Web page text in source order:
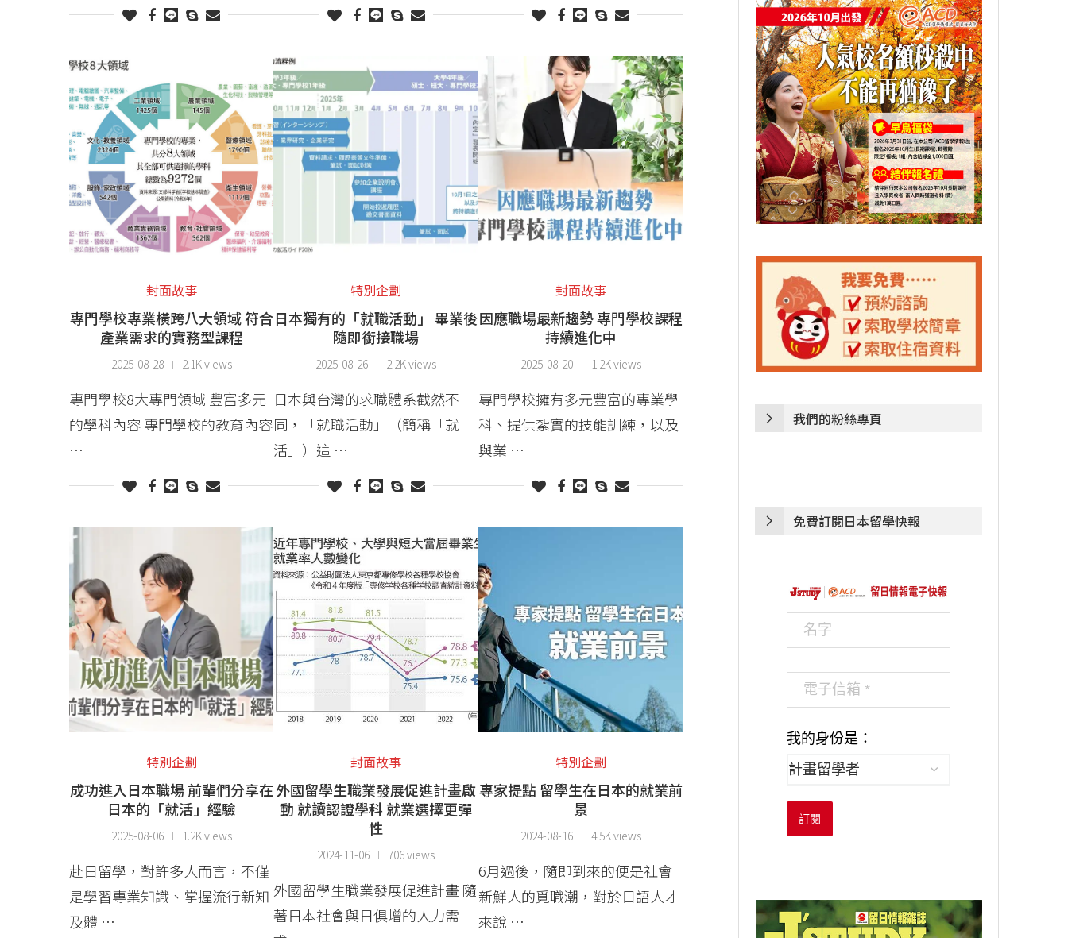
封面故事
專門學校專業橫跨八大領域 符合
產業需求的實務型課程
2025-08-28 2.1K views
專門學校8大專門領域 豐富多元
的學科內容 專門學校的教育內容
…
特別企劃
日本獨有的「就職活動」 畢業後
隨即銜接職場
2025-08-26 2.2K views
日本與台灣的求職體系截然不
同，「就職活動」（簡稱「就
活」）這 …
封面故事
因應職場最新趨勢 專門學校課程
持續進化中
2025-08-20 1.2K views
專門學校擁有多元豐富的專業學
科、提供紮實的技能訓練，以及
與業 …
特別企劃
成功進入日本職場 前輩們分享在
日本的「就活」經驗
2025-08-06 1.2K views
赴日留學，對許多人而言，不僅
是學習專業知識、掌握流行新知
及體 …
封面故事
外國留學生職業發展促進計畫啟
動 就讀認證學科 就業選擇更彈
性
2024-11-06 706 views
外國留學生職業發展促進計畫 隨
著日本社會與日俱增的人力需
特別企劃
專家提點 留學生在日本的就業前
景
2024-08-16 4.5K views
6月過後，隨即到來的便是社會
新鮮人的覓職潮，對於日語人才
來說 …
我們的粉絲專頁
免費訂閱日本留學快報
我的身份是：
訂閱